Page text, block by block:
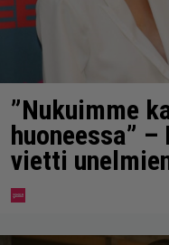
”Nukuimme
huoneessa” –
vietti